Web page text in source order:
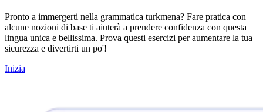
Pronto a immergerti nella grammatica turkmena? Fare pratica con
alcune nozioni di base ti aiuterà a prendere confidenza con questa
lingua unica e bellissima. Prova questi esercizi per aumentare la tua
sicurezza e divertirti un po'!
Inizia